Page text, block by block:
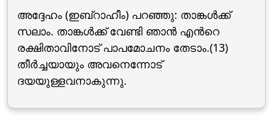
അദ്ദേഹം (ഇബ്‌റാഹീം) പറഞ്ഞു: താങ്കള്‍ക്ക്
സലാം. താങ്കള്‍ക്ക് വേണ്ടി ഞാന്‍ എന്‍റെ
രക്ഷിതാവിനോട് പാപമോചനം തേടാം.(13)
തീര്‍ച്ചയായും അവനെന്നോട്
ദയയുള്ളവനാകുന്നു.